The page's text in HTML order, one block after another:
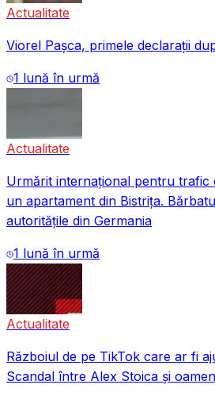
Actualitate
Viorel Pașca, primele declarații
1 lună în urmă
Actualitate
Urmărit internațional pentru
un apartament din Bistrița.
autoritățile din Germania
1 lună în urmă
Actualitate
Războiul de pe TikTok care ar fi
Scandal între Alex Stoica și